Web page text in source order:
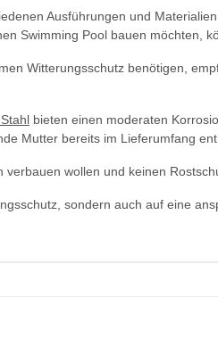
Ausführungen und
Swimming Pool bauen möchten,
Witterungsschutz benötigen,
bieten einen moderaten
Mutter bereits im Lieferumfang
wollen und keinen
sondern auch auf eine